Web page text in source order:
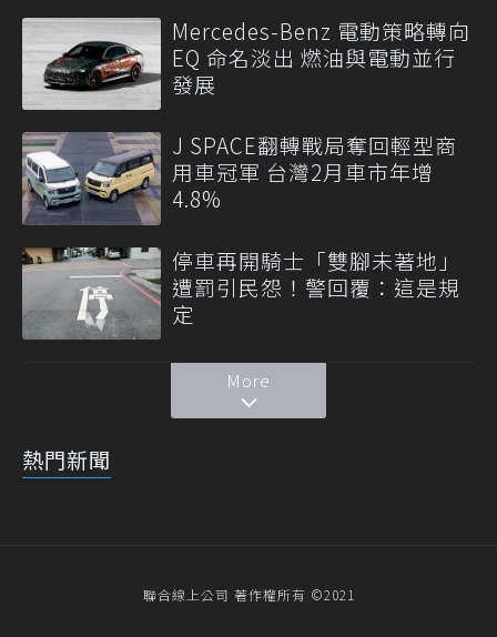
Mercedes-Benz 電動策略轉向
EQ 命名淡出 燃油與電動並行
發展
J SPACE翻轉戰局奪回輕型商
用車冠軍 台灣2月車市年增
4.8%
停車再開騎士「雙腳未著地」
遭罰引民怨！警回覆：這是規
定
More
熱門新聞
聯合線上公司 著作權所有 ©2021